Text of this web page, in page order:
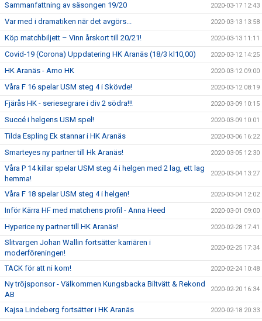
Sammanfattning av säsongen 19/20 2020-03-17 12:43
Var med i dramatiken när det avgörs... 2020-03-13 13:58
Köp matchbiljett – Vinn årskort till 20/21! 2020-03-13 11:11
Covid-19 (Corona) Uppdatering HK Aranäs (18/3 kl10,00) 2020-03-12 14:25
HK Aranäs - Amo HK 2020-03-12 09:00
Våra F 16 spelar USM steg 4 i Skövde! 2020-03-12 08:19
Fjärås HK - seriesegrare i div 2 södra!!! 2020-03-09 10:15
Succé i helgens USM spel! 2020-03-09 10:01
Tilda Espling Ek stannar i HK Aranäs 2020-03-06 16:22
Smarteyes ny partner till Hk Aranäs! 2020-03-05 12:30
Våra P 14 killar spelar USM steg 4 i helgen med 2 lag, ett lag
hemma!
2020-03-04 13:27
Våra F 18 spelar USM steg 4 i helgen! 2020-03-04 12:02
Inför Kärra HF med matchens profil - Anna Heed 2020-03-01 09:00
Hyperice ny partner till HK Aranäs! 2020-02-28 17:41
Slitvargen Johan Wallin fortsätter karriären i
moderföreningen!
2020-02-25 17:34
TACK för att ni kom! 2020-02-24 10:48
Ny tröjsponsor - Välkommen Kungsbacka Biltvätt & Rekond
AB
2020-02-20 16:34
Kajsa Lindeberg fortsätter i HK Aranäs 2020-02-18 20:33